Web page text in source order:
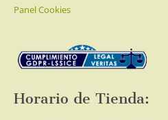
Panel Cookies
Horario de Tienda: